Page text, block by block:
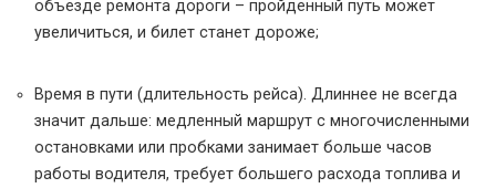
объезде ремонта дороги – пройденный путь может
увеличиться, и билет станет дороже;
Время в пути (длительность рейса). Длиннее не всегда
значит дальше: медленный маршрут с многочисленными
остановками или пробками занимает больше часов
работы водителя, требует большего расхода топлива и